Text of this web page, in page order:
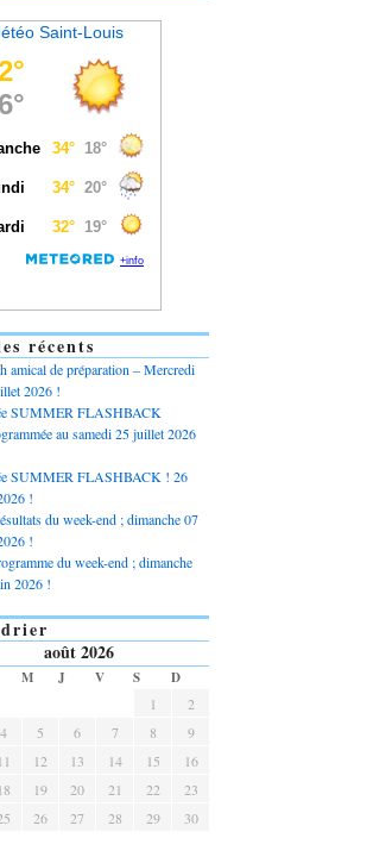
Saint-Louis
récents
amical de préparation – Mercredi
2026 !
SUMMER FLASHBACK
au samedi 25 juillet 2026
SUMMER FLASHBACK ! 26
!
du week-end ; dimanche 07
!
du week-end ; dimanche
2026 !
août 2026
M J V S
D
1
2
4 5 6 7 8
9
11 12 13 14 15
16
18 19 20 21 22
23
26 27 28 29
30